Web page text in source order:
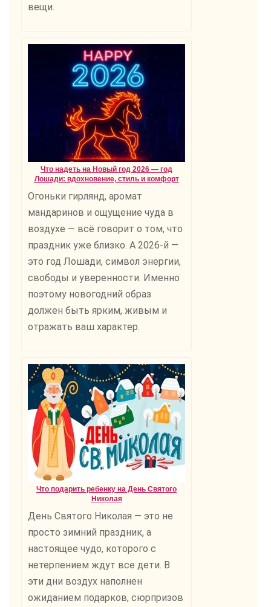
вещи.
Что надеть на Новый год 2026 — год
Лошади: вдохновение, стиль и комфорт
Огоньки гирлянд, аромат
мандаринов и ощущение чуда в
воздухе — всё говорит о том, что
праздник уже близко. А 2026-й —
это год Лошади, символ энергии,
свободы и уверенности. Именно
поэтому новогодний образ
должен быть ярким, живым и
отражать ваш характер.
Что подарить ребенку на День Святого
Николая
День Святого Николая — это не
просто зимний праздник, а
настоящее чудо, которого с
нетерпением ждут все дети. В
эти дни воздух наполнен
ожиданием подарков, сюрпризов